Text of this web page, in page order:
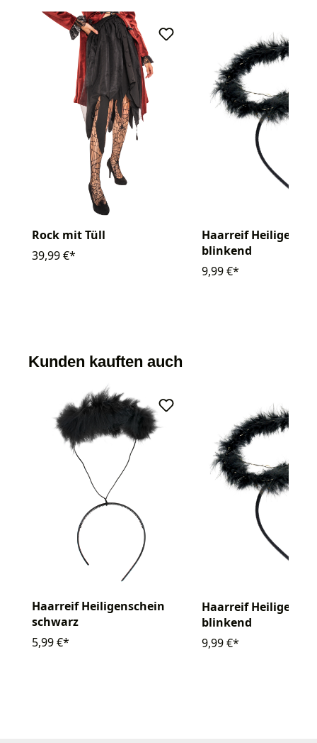
Rock mit Tüll
39,99 €*
Haarreif
blinkend
9,99 €*
Kunden kauften auch
Haarreif Heiligenschein
schwarz
5,99 €*
Haarreif
blinkend
9,99 €*